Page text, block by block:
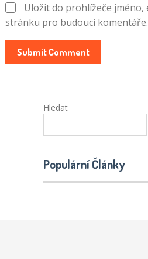
Uložit do prohlížeče jméno,
stránku pro budoucí komentáře.
Hledat
Populární Články